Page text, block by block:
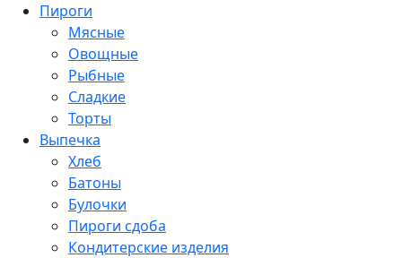
Пироги
Мясные
Овощные
Рыбные
Сладкие
Торты
Выпечка
Хлеб
Батоны
Булочки
Пироги сдоба
Кондитерские изделия